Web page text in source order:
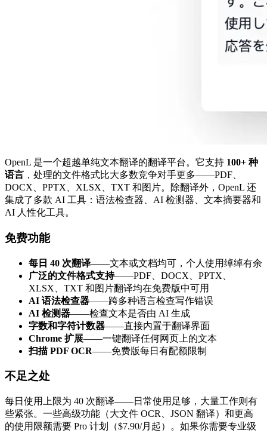
OpenL 是一个超越单纯文本翻译的翻译平台。它支持 100+ 种
语言 ，处理的文件格式比大多数竞争对手更多——PDF、
DOCX、PPTX、XLSX、TXT 和图片。除翻译外，OpenL 还
集成了多款 AI 工具：语法检查器、AI 检测器、文本摘要器和
AI 人性化工具。
免费功能
每日 40 次翻译——文本或文档均可，个人使用绰绰有余
广泛的文件格式支持——PDF、DOCX、PPTX、
XLSX、TXT 和图片翻译均在免费版中可用
AI 语法检查器——跨多种语言检查写作错误
AI 检测器——检查文本是否由 AI 生成
字数和字符计数器——直接内置于翻译界面
Chrome 扩展——一键翻译任何网页上的文本
扫描 PDF OCR——免费版每日有配额限制
不足之处
每日使用上限为 40 次翻译——日常使用足够，大量工作则有
些紧张。一些高级功能（大文件 OCR、JSON 翻译）和更高
的使用限额需要 Pro 计划（$7.90/月起）。如果你需要专业级